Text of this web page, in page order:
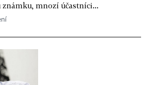
mnozí účastníci...